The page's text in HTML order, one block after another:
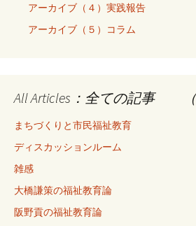
アーカイブ（４）実践報告
アーカイブ（５）コラム
All Articles：全ての記事 （
まちづくりと市民福祉教育
ディスカッションルーム
雑感
大橋謙策の福祉教育論
阪野貢の福祉教育論